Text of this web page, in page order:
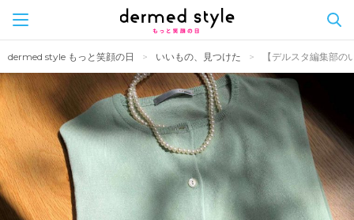
content
dermed style もっと笑顔の日 いいもの、見つけた 【デルスタ編集部